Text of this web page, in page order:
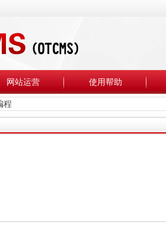
网站运营 使用帮助
程